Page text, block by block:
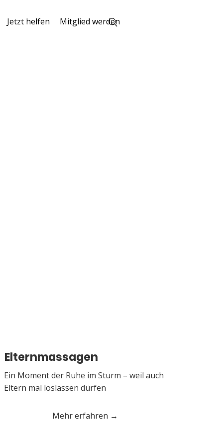
Jetzt helfen Mitglied werden
Elternmassagen
Ein Moment der Ruhe im Sturm – weil auch
Eltern mal loslassen dürfen
Mehr erfahren →